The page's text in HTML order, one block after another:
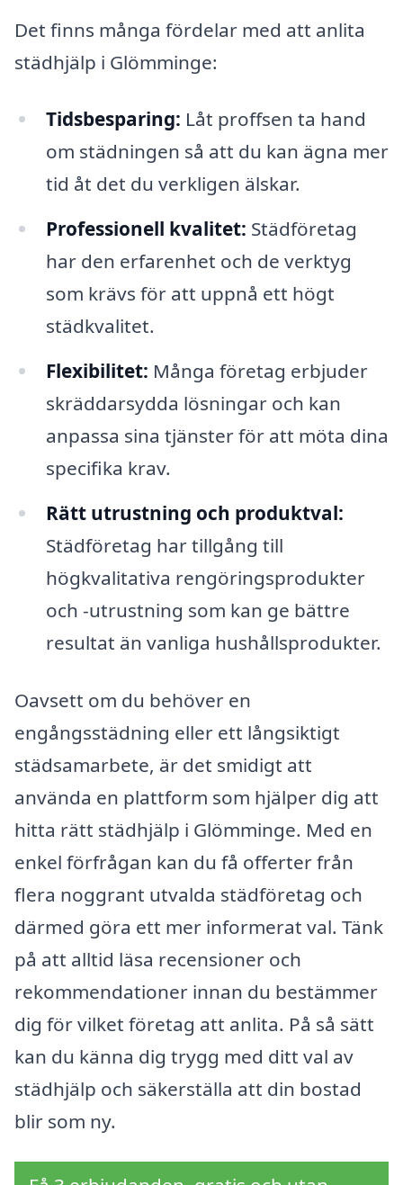
Det finns många fördelar med att anlita
städhjälp i Glömminge:
Tidsbesparing: Låt proffsen ta hand
om städningen så att du kan ägna mer
tid åt det du verkligen älskar.
Professionell kvalitet: Städföretag
har den erfarenhet och de verktyg
som krävs för att uppnå ett högt
städkvalitet.
Flexibilitet: Många företag erbjuder
skräddarsydda lösningar och kan
anpassa sina tjänster för att möta dina
specifika krav.
Rätt utrustning och produktval:
Städföretag har tillgång till
högkvalitativa rengöringsprodukter
och -utrustning som kan ge bättre
resultat än vanliga hushållsprodukter.
Oavsett om du behöver en
engångsstädning eller ett långsiktigt
städsamarbete, är det smidigt att
använda en plattform som hjälper dig att
hitta rätt städhjälp i Glömminge. Med en
enkel förfrågan kan du få offerter från
flera noggrant utvalda städföretag och
därmed göra ett mer informerat val. Tänk
på att alltid läsa recensioner och
rekommendationer innan du bestämmer
dig för vilket företag att anlita. På så sätt
kan du känna dig trygg med ditt val av
städhjälp och säkerställa att din bostad
blir som ny.